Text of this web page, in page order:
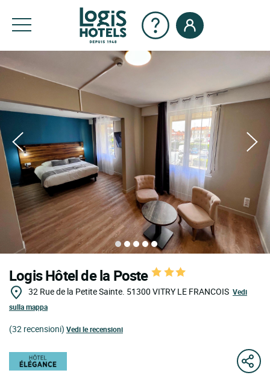
Logis Hôtel de la Poste
32 Rue de la Petite Sainte. 51300 VITRY LE FRANCOIS Vedi
sulla mappa
(32 recensioni) Vedi le recensioni